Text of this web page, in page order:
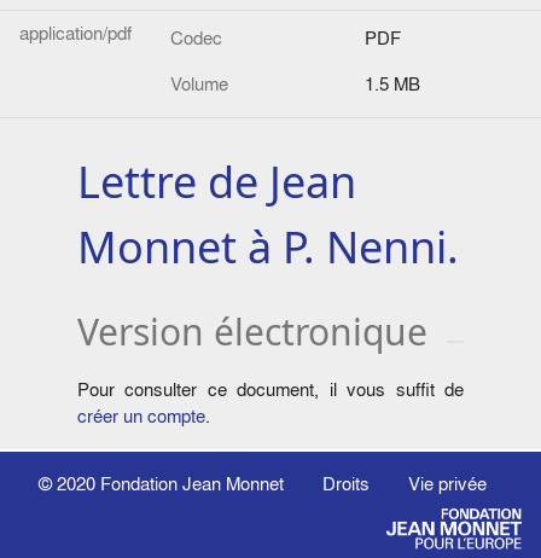
application/pdf
Codec
PDF
Volume
1.5 MB
Lettre de Jean
Monnet à P. Nenni.
Version électronique
Pour consulter ce document, il vous suffit de
créer un compte.
© 2020 Fondation Jean Monnet Droits Vie privée